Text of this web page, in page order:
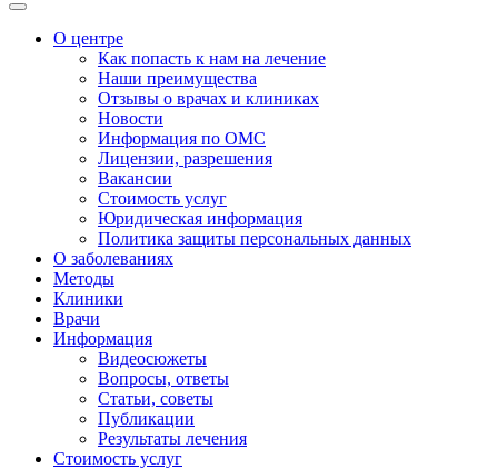
О центре
Как попасть к нам на лечение
Наши преимущества
Отзывы о врачах и клиниках
Новости
Информация по ОМС
Лицензии, разрешения
Вакансии
Стоимость услуг
Юридическая информация
Политика защиты персональных данных
О заболеваниях
Методы
Клиники
Врачи
Информация
Видеосюжеты
Вопросы, ответы
Статьи, советы
Публикации
Результаты лечения
Стоимость услуг